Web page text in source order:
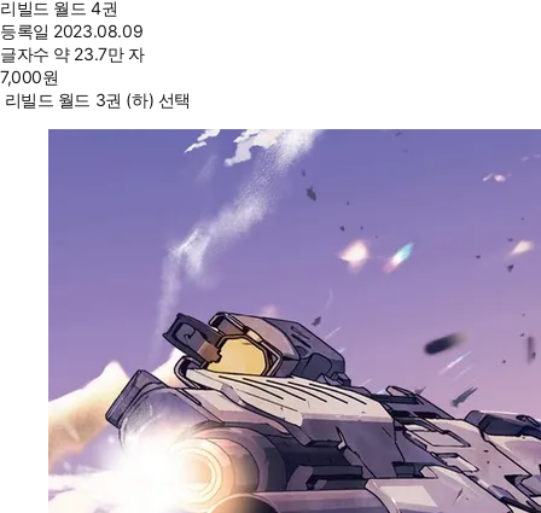
리빌드 월드 4권
등록일 2023.08.09
글자수 약 23.7만 자
7,000원
리빌드 월드 3권 (하) 선택